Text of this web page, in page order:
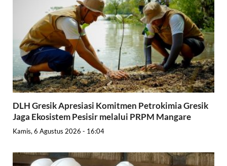
DLH Gresik Apresiasi Komitmen Petrokimia Gresik
Jaga Ekosistem Pesisir melalui PRPM Mangare
Kamis, 6 Agustus 2026 - 16:04